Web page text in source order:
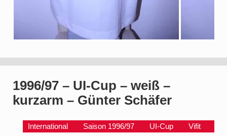
1996/97 – UI-Cup – weiß –
kurzarm – Günter Schäfer
International Saison 1996/97 UI-Cup Vifit